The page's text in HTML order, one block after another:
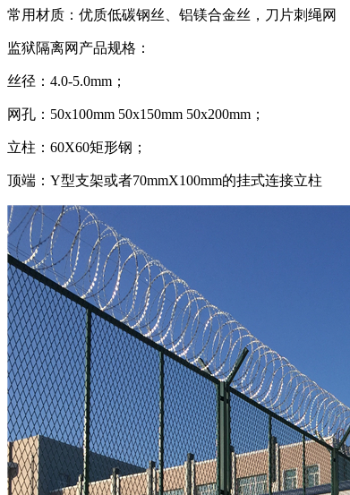
常用材质：优质低碳钢丝、铝镁合金丝，刀片刺绳网
监狱隔离网产品规格：
丝径：4.0-5.0mm；
网孔：50x100mm 50x150mm 50x200mm；
立柱：60X60矩形钢；
顶端：Y型支架或者70mmX100mm的挂式连接立柱